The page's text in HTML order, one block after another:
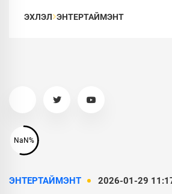
ЭХЛЭЛ ЭНТЕРТАЙМЭНТ
NaN%
ЭНТЕРТАЙМЭНТ 2026-01-29